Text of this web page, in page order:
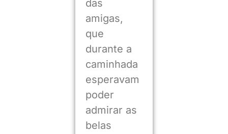
das
amigas,
que
durante a
caminhada
esperavam
poder
admirar as
belas